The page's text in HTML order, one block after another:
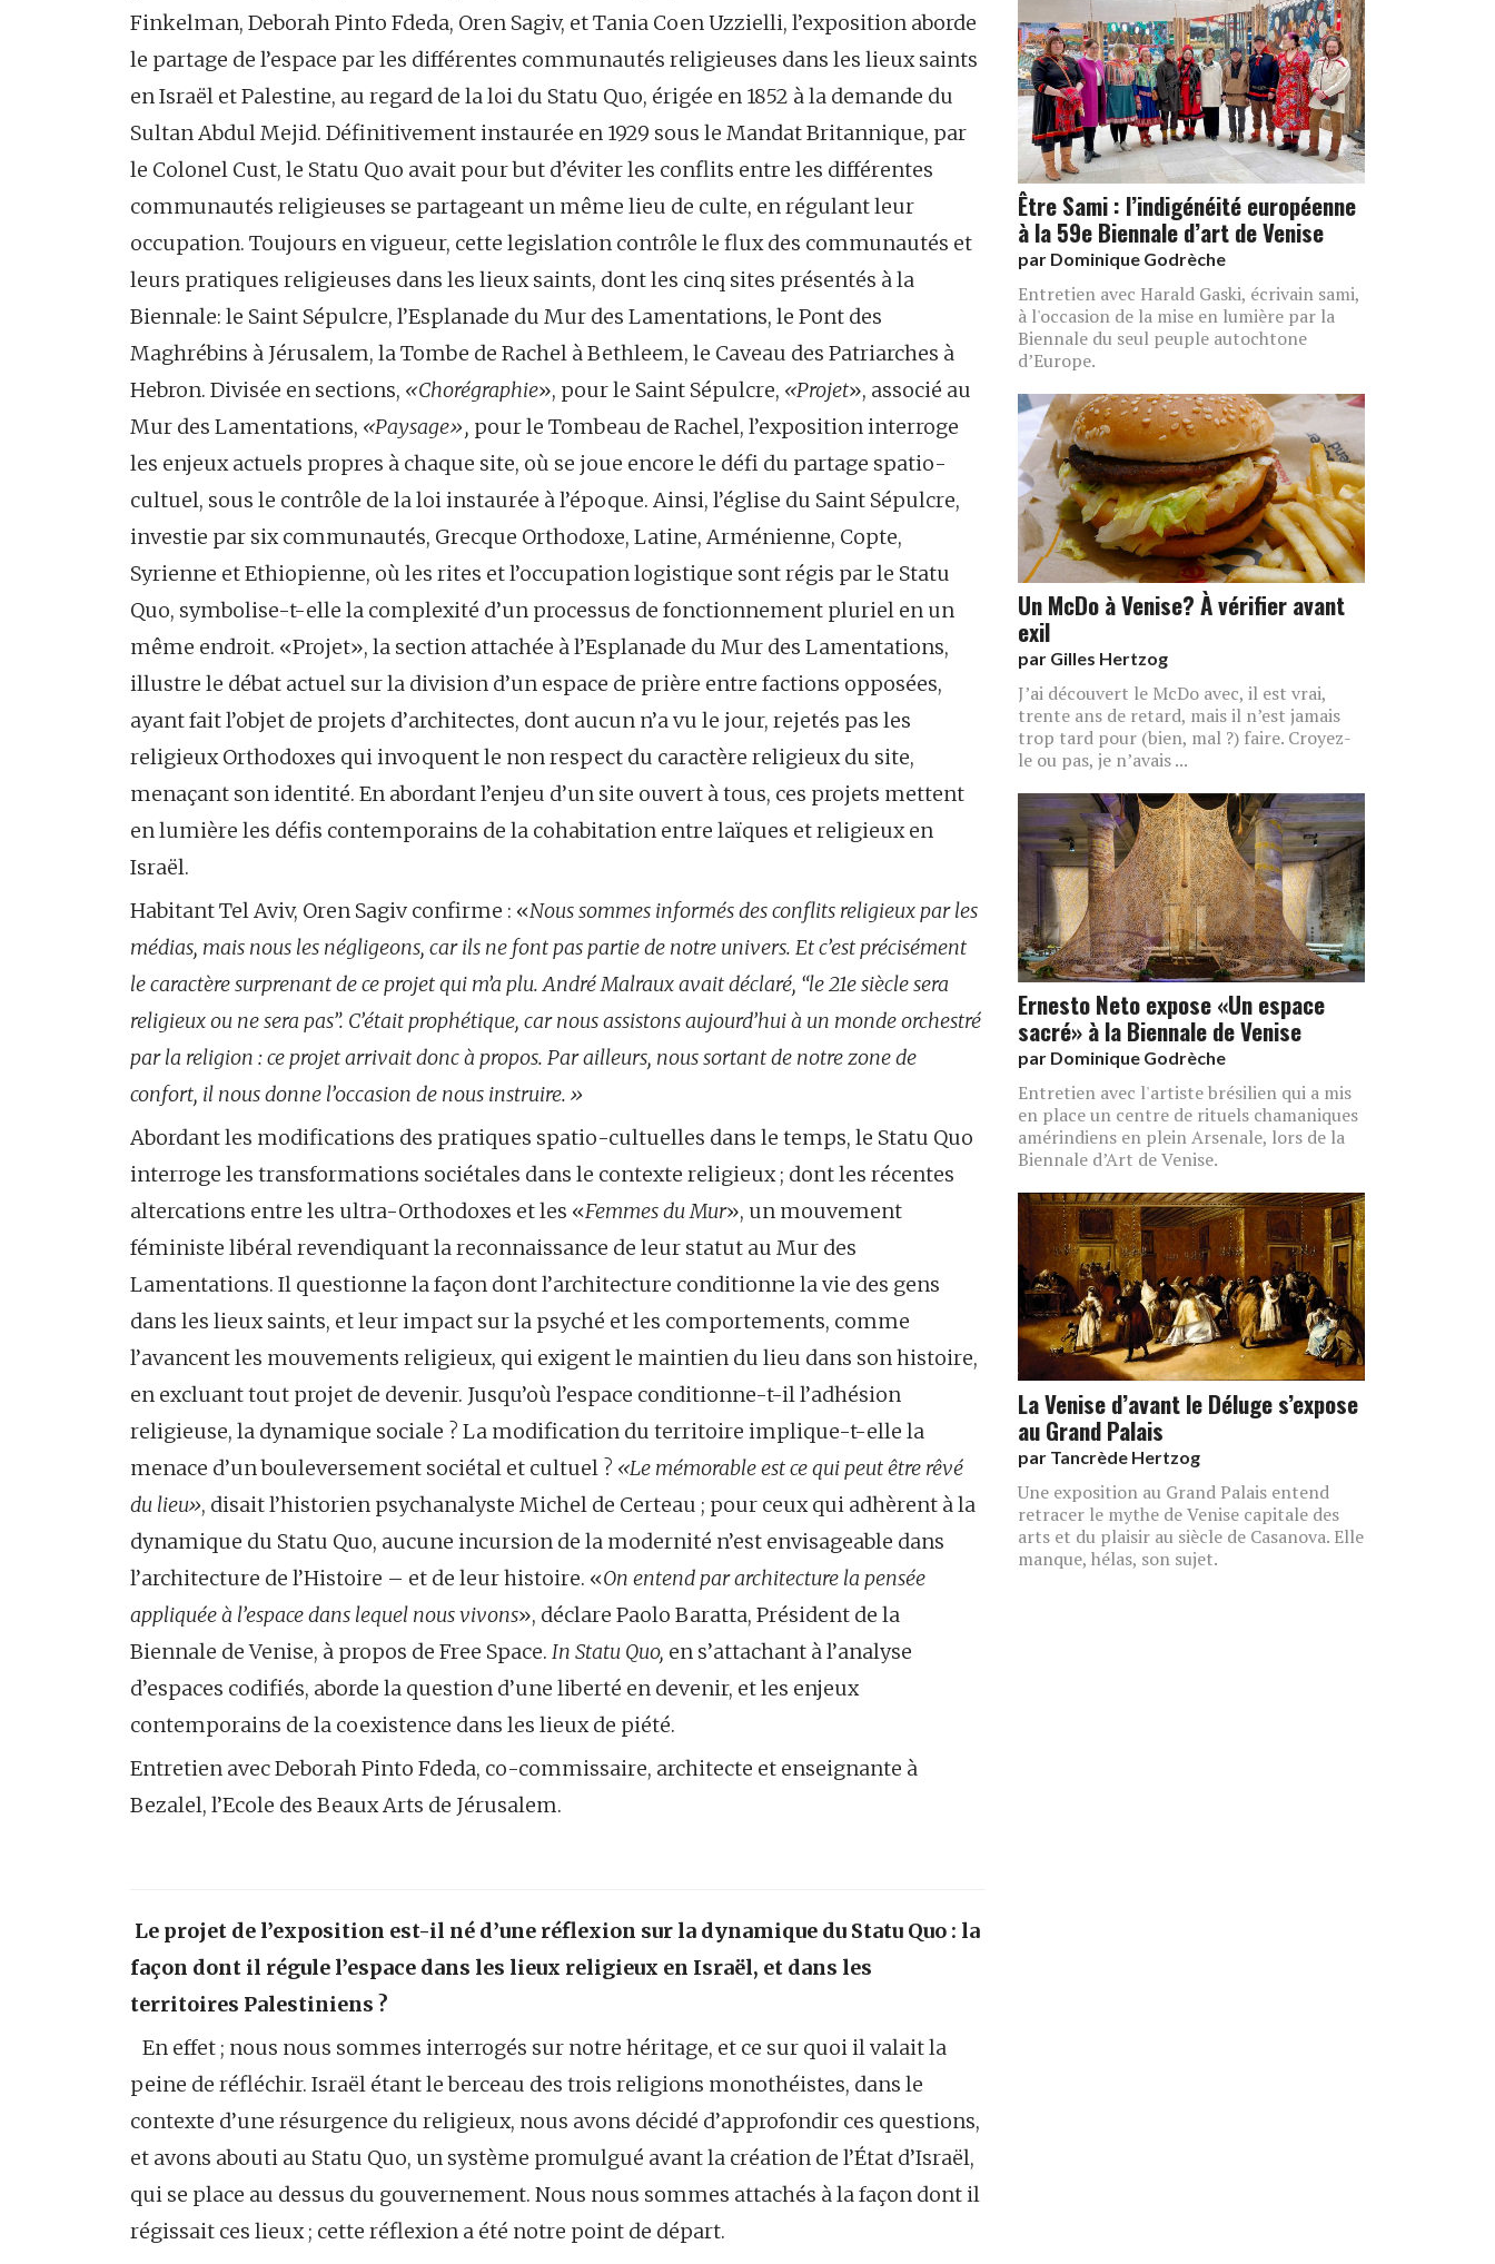
Finkelman, Deborah Pinto Fdeda, Oren Sagiv, et Tania Coen Uzzielli, l’exposition aborde
le partage de l’espace par les différentes communautés religieuses dans les lieux saints
en Israël et Palestine, au regard de la loi du Statu Quo, érigée en 1852 à la demande du
Sultan Abdul Mejid. Définitivement instaurée en 1929 sous le Mandat Britannique, par
le Colonel Cust, le Statu Quo avait pour but d’éviter les conflits entre les différentes
communautés religieuses se partageant un même lieu de culte, en régulant leur
occupation. Toujours en vigueur, cette legislation contrôle le flux des communautés et
leurs pratiques religieuses dans les lieux saints, dont les cinq sites présentés à la
Biennale: le Saint Sépulcre, l’Esplanade du Mur des Lamentations, le Pont des
Maghrébins à Jérusalem, la Tombe de Rachel à Bethleem, le Caveau des Patriarches à
Hebron. Divisée en sections, «Chorégraphie», pour le Saint Sépulcre, «Projet», associé au
Mur des Lamentations, «Paysage», pour le Tombeau de Rachel, l’exposition interroge
les enjeux actuels propres à chaque site, où se joue encore le défi du partage spatio-
cultuel, sous le contrôle de la loi instaurée à l’époque. Ainsi, l’église du Saint Sépulcre,
investie par six communautés, Grecque Orthodoxe, Latine, Arménienne, Copte,
Syrienne et Ethiopienne, où les rites et l’occupation logistique sont régis par le Statu
Quo, symbolise-t-elle la complexité d’un processus de fonctionnement pluriel en un
même endroit. «Projet», la section attachée à l’Esplanade du Mur des Lamentations,
illustre le débat actuel sur la division d’un espace de prière entre factions opposées,
ayant fait l’objet de projets d’architectes, dont aucun n’a vu le jour, rejetés pas les
religieux Orthodoxes qui invoquent le non respect du caractère religieux du site,
menaçant son identité. En abordant l’enjeu d’un site ouvert à tous, ces projets mettent
en lumière les défis contemporains de la cohabitation entre laïques et religieux en
Israël.
Habitant Tel Aviv, Oren Sagiv confirme : «Nous sommes informés des conflits religieux par les
médias, mais nous les négligeons, car ils ne font pas partie de notre univers. Et c’est précisément
le caractère surprenant de ce projet qui m’a plu. André Malraux avait déclaré, “le 21e siècle sera
religieux ou ne sera pas”. C’était prophétique, car nous assistons aujourd’hui à un monde orchestré
par la religion : ce projet arrivait donc à propos. Par ailleurs, nous sortant de notre zone de
confort, il nous donne l’occasion de nous instruire.»
Abordant les modifications des pratiques spatio-cultuelles dans le temps, le Statu Quo
interroge les transformations sociétales dans le contexte religieux ; dont les récentes
altercations entre les ultra-Orthodoxes et les «Femmes du Mur», un mouvement
féministe libéral revendiquant la reconnaissance de leur statut au Mur des
Lamentations. Il questionne la façon dont l’architecture conditionne la vie des gens
dans les lieux saints, et leur impact sur la psyché et les comportements, comme
l’avancent les mouvements religieux, qui exigent le maintien du lieu dans son histoire,
en excluant tout projet de devenir. Jusqu’où l’espace conditionne-t-il l’adhésion
religieuse, la dynamique sociale ? La modification du territoire implique-t-elle la
menace d’un bouleversement sociétal et cultuel ? «Le mémorable est ce qui peut être rêvé
du lieu», disait l’historien psychanalyste Michel de Certeau ; pour ceux qui adhèrent à la
dynamique du Statu Quo, aucune incursion de la modernité n’est envisageable dans
l’architecture de l’Histoire – et de leur histoire. «On entend par architecture la pensée
appliquée à l’espace dans lequel nous vivons», déclare Paolo Baratta, Président de la
Biennale de Venise, à propos de Free Space. In Statu Quo, en s’attachant à l’analyse
d’espaces codifiés, aborde la question d’une liberté en devenir, et les enjeux
contemporains de la coexistence dans les lieux de piété.
Entretien avec Deborah Pinto Fdeda, co-commissaire, architecte et enseignante à
Bezalel, l’Ecole des Beaux Arts de Jérusalem.
Le projet de l’exposition est-il né d’une réflexion sur la dynamique du Statu Quo : la
façon dont il régule l’espace dans les lieux religieux en Israël, et dans les
territoires Palestiniens ?
En effet ; nous nous sommes interrogés sur notre héritage, et ce sur quoi il valait la
peine de réfléchir. Israël étant le berceau des trois religions monothéistes, dans le
contexte d’une résurgence du religieux, nous avons décidé d’approfondir ces questions,
et avons abouti au Statu Quo, un système promulgué avant la création de l’État d’Israël,
qui se place au dessus du gouvernement. Nous nous sommes attachés à la façon dont il
régissait ces lieux ; cette réflexion a été notre point de départ.
Être Sami : l’indigénéité européenne
à la 59e Biennale d’art de Venise
par Dominique Godrèche
Entretien avec Harald Gaski, écrivain sami,
à l'occasion de la mise en lumière par la
Biennale du seul peuple autochtone
d’Europe.
Un McDo à Venise? À vérifier avant
exil
par Gilles Hertzog
J’ai découvert le McDo avec, il est vrai,
trente ans de retard, mais il n’est jamais
trop tard pour (bien, mal ?) faire. Croyez-
le ou pas, je n’avais ...
Ernesto Neto expose «Un espace
sacré» à la Biennale de Venise
par Dominique Godrèche
Entretien avec l'artiste brésilien qui a mis
en place un centre de rituels chamaniques
amérindiens en plein Arsenale, lors de la
Biennale d’Art de Venise.
La Venise d’avant le Déluge s’expose
au Grand Palais
par Tancrède Hertzog
Une exposition au Grand Palais entend
retracer le mythe de Venise capitale des
arts et du plaisir au siècle de Casanova. Elle
manque, hélas, son sujet.